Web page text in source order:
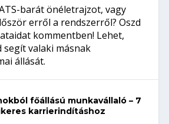
barát önéletrajzot, vagy
erről a rendszerről? Oszd
kommentben! Lehet,
segít valaki másnak
állását.
főállású munkavállaló – 7
karrierindításhoz